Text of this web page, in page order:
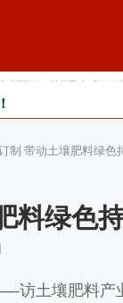
化技术落地推广
观摩会见证鄂中
制 带动土壤肥料绿色
料绿色
访土壤肥料产